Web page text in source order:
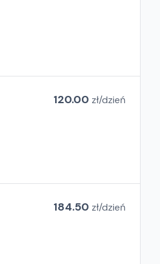
120.00 zł/dzień
184.50 zł/dzień